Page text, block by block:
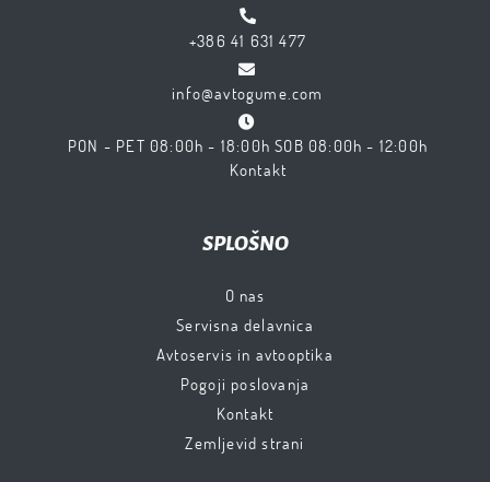
+386 41 631 477
info@avtogume.com
PON - PET 08:00h - 18:00h SOB 08:00h - 12:00h
Kontakt
SPLOŠNO
O nas
Servisna delavnica
Avtoservis in avtooptika
Pogoji poslovanja
Kontakt
Zemljevid strani